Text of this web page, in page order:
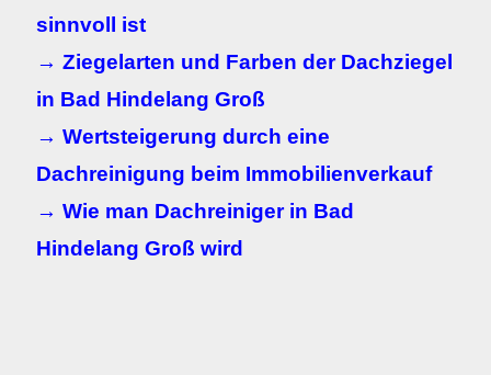
sinnvoll ist
→ Ziegelarten und Farben der Dachziegel
in Bad Hindelang Groß
→ Wertsteigerung durch eine
Dachreinigung beim Immobilienverkauf
→ Wie man Dachreiniger in Bad
Hindelang Groß wird